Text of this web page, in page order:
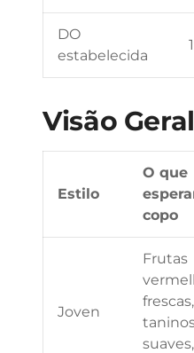
DO
estabelecida
Visão
Estilo
O que
copo
Joven
Frutas
frescas,